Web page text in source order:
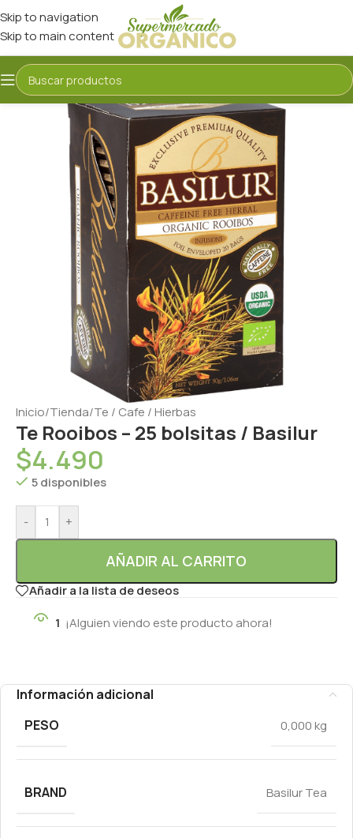
Skip to navigation
Skip to main content
Inicio/Tienda/Te / Cafe / Hierbas
Te Rooibos – 25 bolsitas / Basilur
$4.490
5 disponibles
- +
AÑADIR AL CARRITO
Añadir a la lista de deseos
1 ¡Alguien viendo este producto ahora!
Información adicional
PESO
0,000 kg
BRAND Basilur Tea